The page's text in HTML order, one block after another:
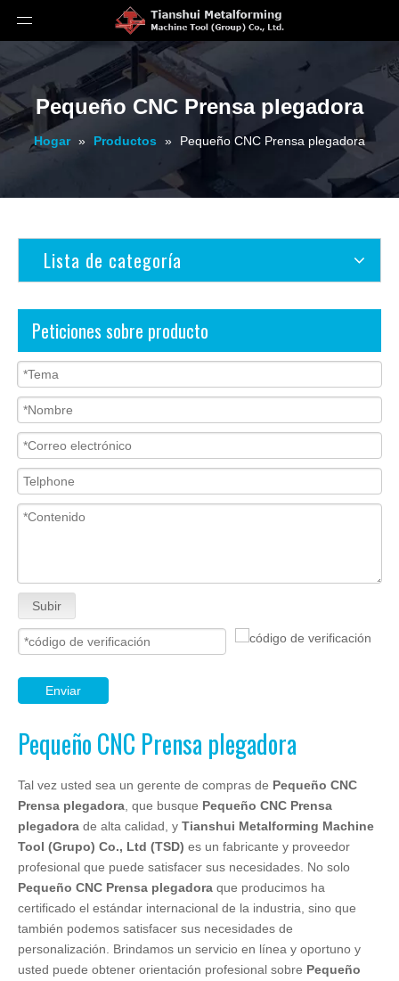
Pequeño CNC Prensa plegadora
Hogar » Productos » Pequeño CNC Prensa plegadora
Lista de categoría
Peticiones sobre producto
Subir
Enviar
Pequeño CNC Prensa plegadora
Tal vez usted sea un gerente de compras de Pequeño CNC
Prensa plegadora , que busque Pequeño CNC Prensa
plegadora de alta calidad, y Tianshui Metalforming Machine
Tool (Grupo) Co., Ltd (TSD) es un fabricante y proveedor
profesional que puede satisfacer sus necesidades. No solo
Pequeño CNC Prensa plegadora que producimos ha
certificado el estándar internacional de la industria, sino que
también podemos satisfacer sus necesidades de
personalización. Brindamos un servicio en línea y oportuno y
usted puede obtener orientación profesional sobre Pequeño